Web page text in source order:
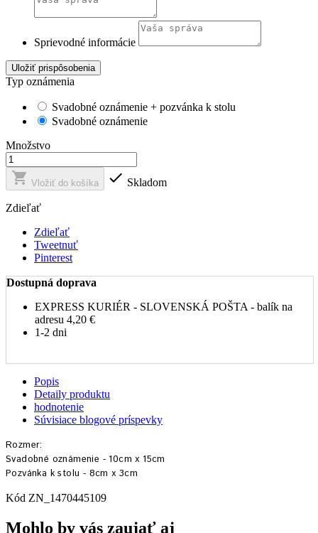
Sprievodné informácie
Uložiť prispôsobenia
Typ oznámenia
Svadobné oznámenie + pozvánka k stolu
Svadobné oznámenie
Množstvo
 Vložiť do košíka  Skladom
Zdieľať
Zdieľať
Tweetnuť
Pinterest
Dostupná doprava
EXPRESS KURIÉR - SLOVENSKÁ POŠTA - balík na
adresu 4,20 €
1-2 dni
Popis
Detaily produktu
hodnotenie
Súvisiace blogové príspevky
Rozmer:
Svadobné oznámenie - 10cm x 15cm
Pozvánka k stolu - 8cm x 3cm
Kód ZN_1470445109
Mohlo by vás zaujať aj